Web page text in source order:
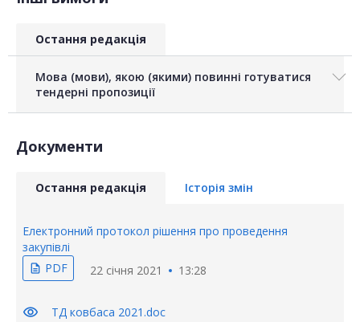
Остання редакція
Мова (мови), якою (якими) повинні готуватися
тендерні пропозиції
Документи
Остання редакція Історія змін
Електронний протокол рішення про проведення
закупівлі
description PDF 22 січня 2021 13:28
visibility
ТД ковбаса 2021.doc